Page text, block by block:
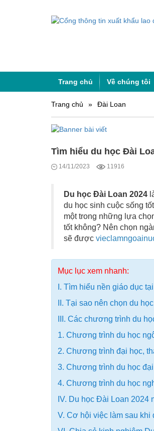
Trang chủ Về chúng tôi
Trang chủ » Đài Loan
Tìm hiểu du học Đài
14/11/2023 11916
Du học Đài Loan 2024
du học sinh cuộc sống
một trong những lựa
tốt không? Nên chọn
sẽ được
Mục lục xem nhanh:
I. Tìm hiểu nền giáo dục
II. Tại sao nên chọn du
III. Các chương trình du
1. Chương trình du học
2. Chương trình đại học,
3. Chương trình du học
4. Chương trình du học
IV. Du học Đài Loan 2024
V. Cơ hội việc làm sau